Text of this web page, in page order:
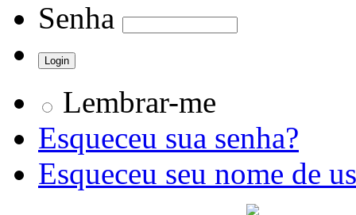
Senha
Lembrar-me
Esqueceu sua senha?
Esqueceu seu nome de